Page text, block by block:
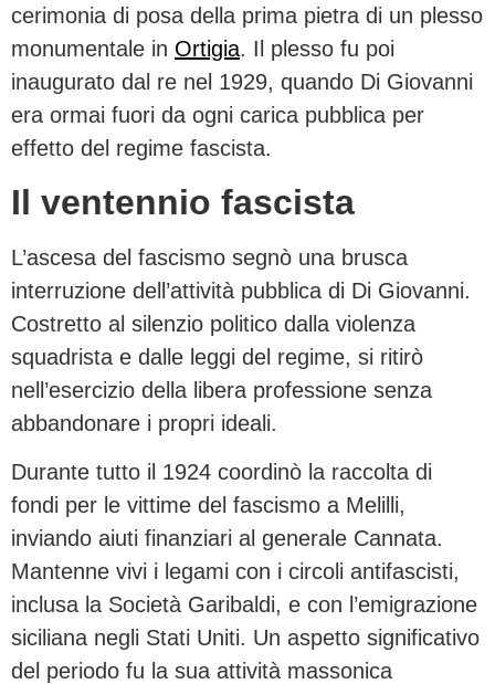
cerimonia di posa della prima pietra di un plesso
monumentale in Ortigia. Il plesso fu poi
inaugurato dal re nel 1929, quando Di Giovanni
era ormai fuori da ogni carica pubblica per
effetto del regime fascista.
Il ventennio fascista
L’ascesa del fascismo segnò una brusca
interruzione dell’attività pubblica di Di Giovanni.
Costretto al silenzio politico dalla violenza
squadrista e dalle leggi del regime, si ritirò
nell’esercizio della libera professione senza
abbandonare i propri ideali.
Durante tutto il 1924 coordinò la raccolta di
fondi per le vittime del fascismo a Melilli,
inviando aiuti finanziari al generale Cannata.
Mantenne vivi i legami con i circoli antifascisti,
inclusa la Società Garibaldi, e con l’emigrazione
siciliana negli Stati Uniti. Un aspetto significativo
del periodo fu la sua attività massonica